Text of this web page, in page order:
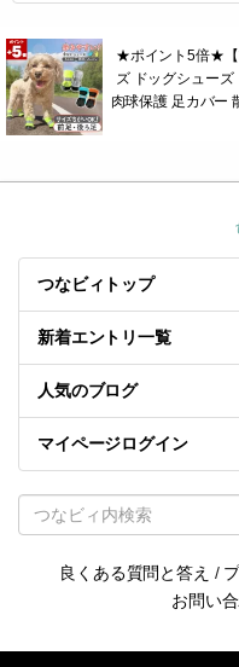
★ポイント5倍★【
ズ ドッグシュー
肉球保護 足カバー
つなビィトップ
新着エントリ一覧
人気のブログ
マイページログイン
良くある質問と答え /
お問い